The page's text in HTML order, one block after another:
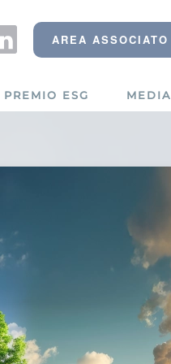
AREA ASSOCIATO
PREMIO ESG MEDIA